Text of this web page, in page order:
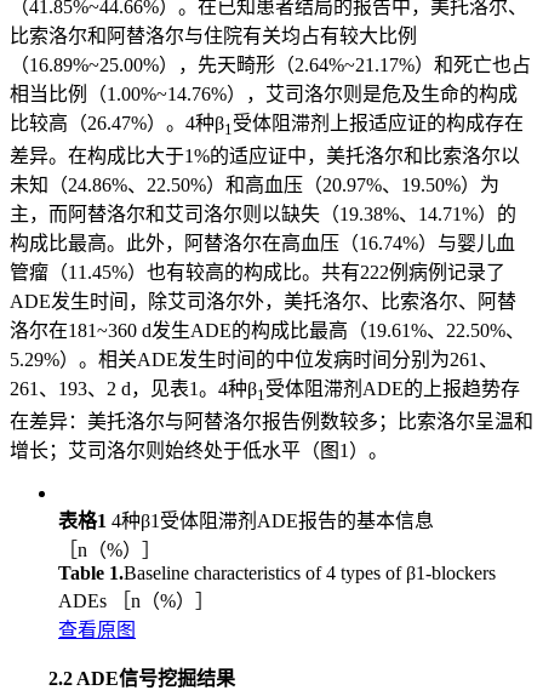
（41.85%~44.66%）。在已知患者结局的报告中，美托洛尔、
比索洛尔和阿替洛尔与住院有关均占有较大比例
（16.89%~25.00%），先天畸形（2.64%~21.17%）和死亡也占
相当比例（1.00%~14.76%），艾司洛尔则是危及生命的构成
比较高（26.47%）。4种β1受体阻滞剂上报适应证的构成存在
差异。在构成比大于1%的适应证中，美托洛尔和比索洛尔以
未知（24.86%、22.50%）和高血压（20.97%、19.50%）为
主，而阿替洛尔和艾司洛尔则以缺失（19.38%、14.71%）的
构成比最高。此外，阿替洛尔在高血压（16.74%）与婴儿血
管瘤（11.45%）也有较高的构成比。共有222例病例记录了
ADE发生时间，除艾司洛尔外，美托洛尔、比索洛尔、阿替
洛尔在181~360 d发生ADE的构成比最高（19.61%、22.50%、
5.29%）。相关ADE发生时间的中位发病时间分别为261、
261、193、2 d，见表1。4种β1受体阻滞剂ADE的上报趋势存
在差异：美托洛尔与阿替洛尔报告例数较多；比索洛尔呈温和
增长；艾司洛尔则始终处于低水平（图1）。
表格1 4种β1受体阻滞剂ADE报告的基本信息
［n（%）］
Table 1.Baseline characteristics of 4 types of β1-blockers
ADEs ［n（%）］
查看原图
2.2 ADE信号挖掘结果